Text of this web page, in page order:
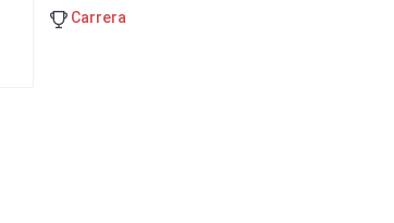
Carrera